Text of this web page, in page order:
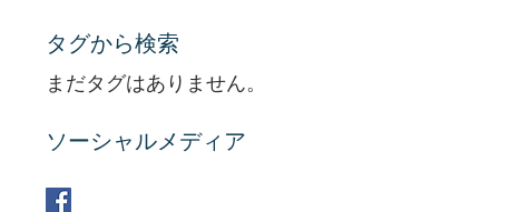
タグから検索
まだタグはありません。
ソーシャルメディア